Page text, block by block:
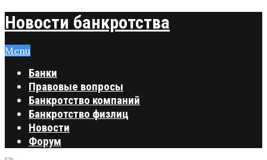
Новости банкротства
Menu
Банки
Правовые вопросы
Банкротство компаний
Банкротство физлиц
Новости
Форум